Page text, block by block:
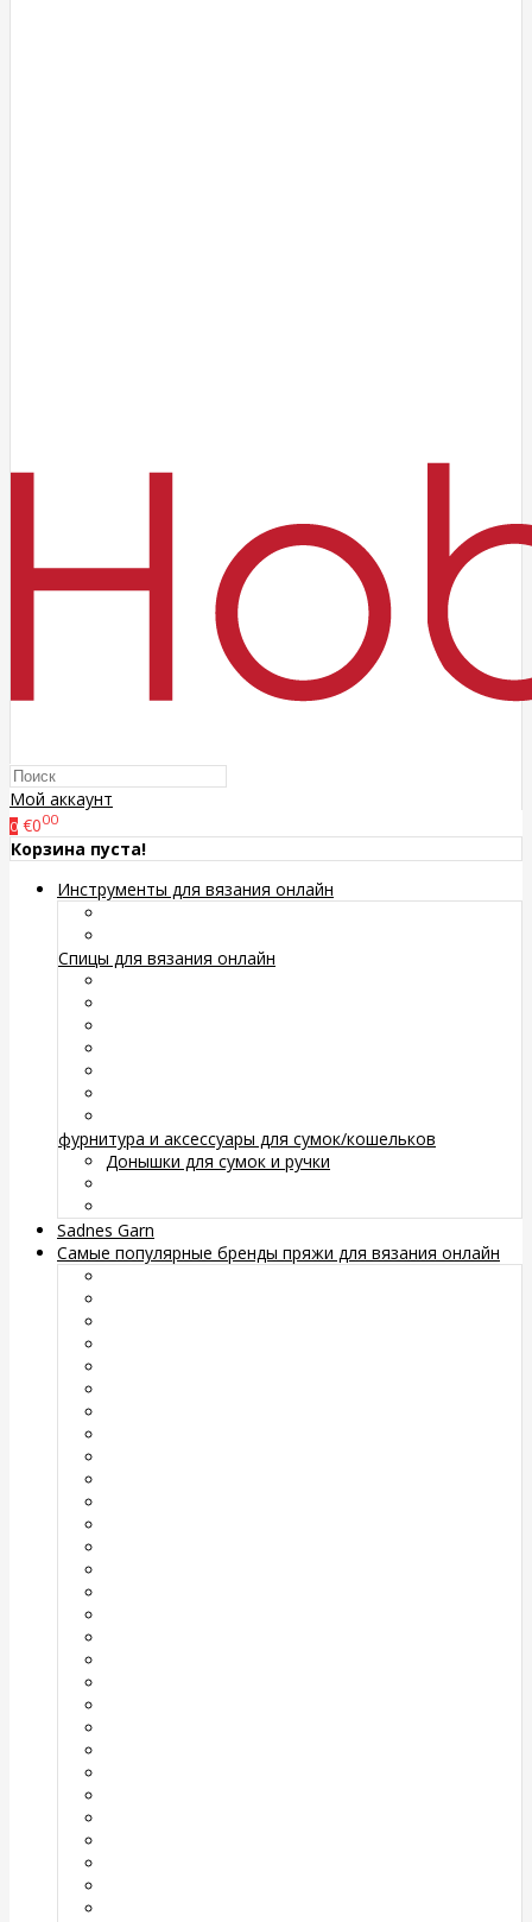
Мой аккаунт
0 €000
Корзина пуста!
Инструменты для вязания онлайн
Спицы для вязания онлайн
фурнитура и аксессуары для сумок/кошельков
Донышки для сумок и ручки
Sadnes Garn
Самые популярные бренды пряжи для вязания онлайн